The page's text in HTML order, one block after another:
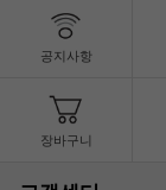
공지사항
장바구니